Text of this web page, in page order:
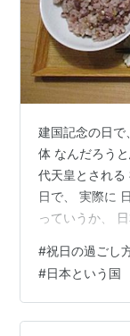
建国記念の日
体 なんだろう
代天皇とされる
日で、 実際に
っていうか、
たんだろうけれ
あまりに 大昔
の “ 建国記念
日として、 “ 建
#祝日の過ごし
#日本という国